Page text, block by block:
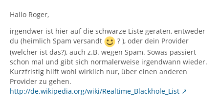
Hallo Roger,
irgendwer ist hier auf die schwarze Liste geraten, entweder
du (heimlich Spam versandt
? ), oder dein Provider
(welcher ist das?), auch z.B. wegen Spam. Sowas passiert
schon mal und gibt sich normalerweise irgendwann wieder.
Kurzfristig hilft wohl wirklich nur, über einen anderen
Provider zu gehen.
http://de.wikipedia.org/wiki/Realtime_Blackhole_List